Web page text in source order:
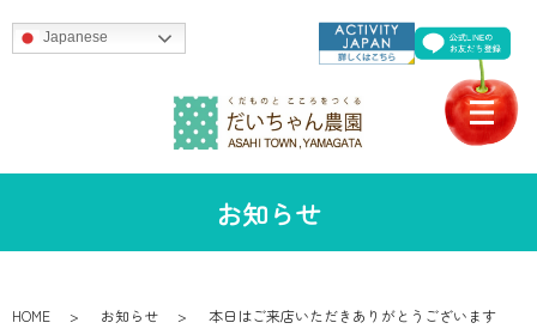
Japanese
お知らせ
HOME お知らせ 本日はご来店いただきありがとうございます